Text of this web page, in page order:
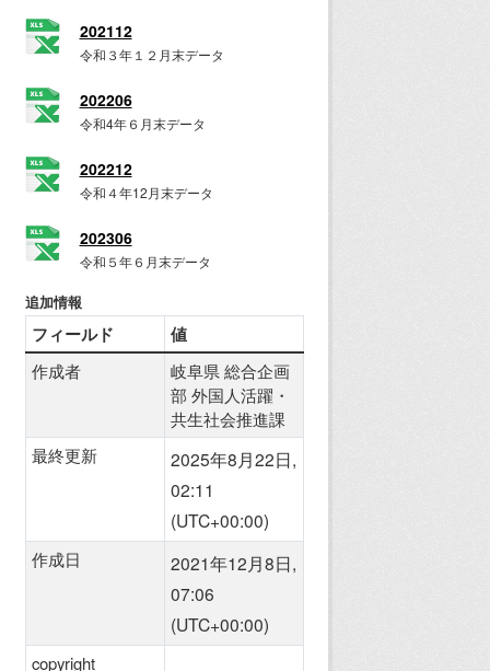
202112
令和３年１２月末データ
202206
令和4年６月末データ
202212
令和４年12月末データ
202306
令和５年６月末データ
追加情報
フィールド 値
作成者
岐阜県 総合企画
部 外国人活躍・
共生社会推進課
最終更新
2025年8月22日,
02:11
(UTC+00:00)
作成日
2021年12月8日,
07:06
(UTC+00:00)
copyright